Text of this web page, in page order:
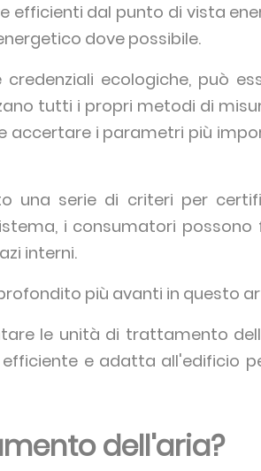
efficienti dal punto di vista
dove possibile.
ecologiche, può
tutti i propri metodi di
accertare i parametri più
una serie di criteri per
i consumatori possono
interni.
più avanti in questo
le unità di trattamento
e adatta all'edificio
dell'aria?